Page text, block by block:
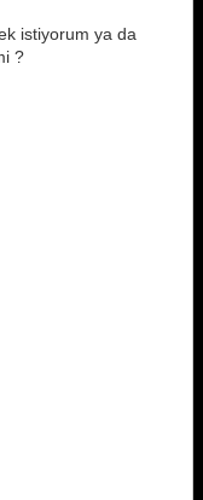
istiyorum ya da
?